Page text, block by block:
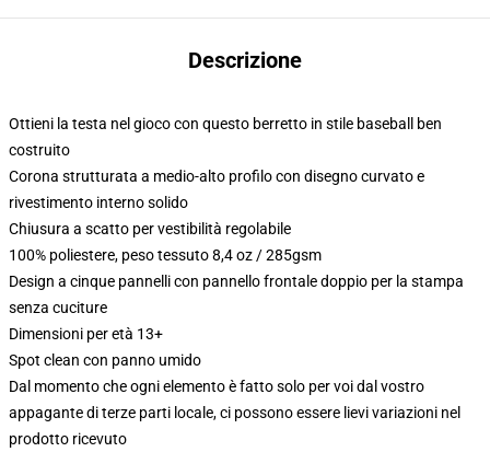
Descrizione
Ottieni la testa nel gioco con questo berretto in stile baseball ben
costruito
Corona strutturata a medio-alto profilo con disegno curvato e
rivestimento interno solido
Chiusura a scatto per vestibilità regolabile
100% poliestere, peso tessuto 8,4 oz / 285gsm
Design a cinque pannelli con pannello frontale doppio per la stampa
senza cuciture
Dimensioni per età 13+
Spot clean con panno umido
Dal momento che ogni elemento è fatto solo per voi dal vostro
appagante di terze parti locale, ci possono essere lievi variazioni nel
prodotto ricevuto